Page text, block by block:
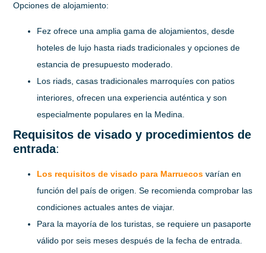
Opciones de alojamiento:
Fez ofrece una amplia gama de alojamientos, desde
hoteles de lujo hasta riads tradicionales y opciones de
estancia de presupuesto moderado.
Los riads, casas tradicionales marroquíes con patios
interiores, ofrecen una experiencia auténtica y son
especialmente populares en la Medina.
Requisitos de visado y procedimientos de
entrada:
Los requisitos de visado para Marruecos varían en
función del país de origen. Se recomienda comprobar las
condiciones actuales antes de viajar.
Para la mayoría de los turistas, se requiere un pasaporte
válido por seis meses después de la fecha de entrada.